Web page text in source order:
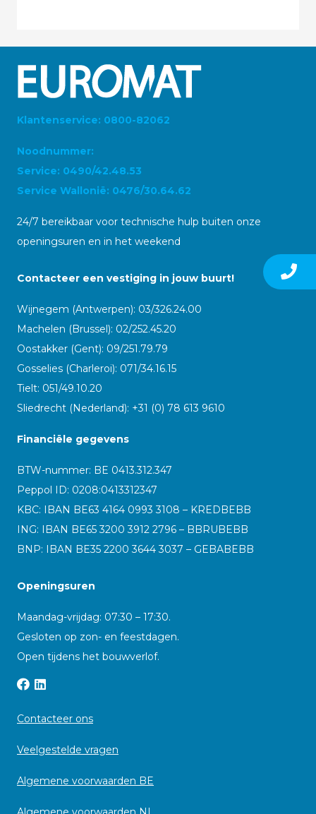
Klantenservice: 0800-82062
Noodnummer:
Service: 0490/42.48.53
Service Wallonië: 0476/30.64.62
24/7 bereikbaar voor technische hulp buiten onze
openingsuren en in het weekend
Contacteer een vestiging in jouw buurt!
Wijnegem (Antwerpen): 03/326.24.00
Machelen (Brussel): 02/252.45.20
Oostakker (Gent): 09/251.79.79
Gosselies (Charleroi): 071/34.16.15
Tielt: 051/49.10.20
Sliedrecht (Nederland): +31 (0) 78 613 9610
Financiële gegevens
BTW-nummer: BE 0413.312.347
Peppol ID: 0208:0413312347
KBC: IBAN BE63 4164 0993 3108 – KREDBEBB
ING: IBAN BE65 3200 3912 2796 – BBRUBEBB
BNP: IBAN BE35 2200 3644 3037 – GEBABEBB
Openingsuren
Maandag-vrijdag: 07:30 – 17:30.
Gesloten op zon- en feestdagen.
Open tijdens het bouwverlof.
Contacteer ons
Veelgestelde vragen
Algemene voorwaarden BE